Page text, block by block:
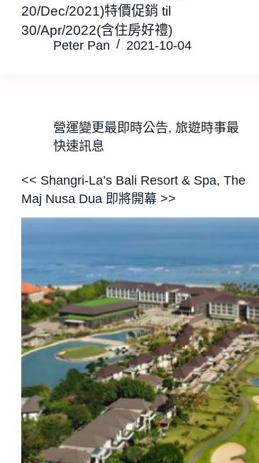
20/Dec/2021)特價促銷 til
30/Apr/2022(含住房好禮)
Peter Pan 2021-10-04
營運變更最即時公告, 旅遊時事最
快速訊息
<< Shangri-La’s Bali Resort & Spa, The
Maj Nusa Dua 即將開幕 >>